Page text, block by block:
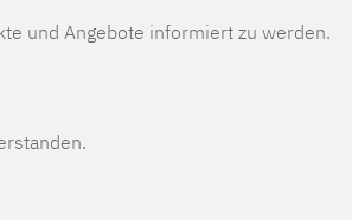
und Angebote informiert zu werden.